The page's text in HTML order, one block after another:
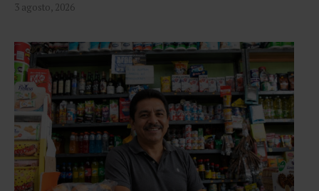
3 agosto, 2026